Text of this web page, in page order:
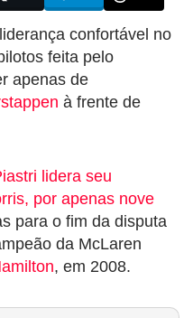
confortável no
feita pelo
apenas de
à frente de
lidera seu
por apenas nove
para o fim da disputa
da McLaren
, em 2008.